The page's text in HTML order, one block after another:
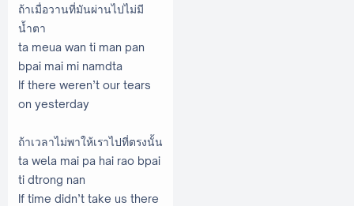
ถ้าเมื่อวานที่มันผ่านไปไม่มี
น้ำตา
ta meua wan ti man pan
bpai mai mi namdta
If there weren’t our tears
on yesterday
ถ้าเวลาไม่พาให้เราไปที่ตรงนั้น
ta wela mai pa hai rao bpai
ti dtrong nan
If time didn’t take us there